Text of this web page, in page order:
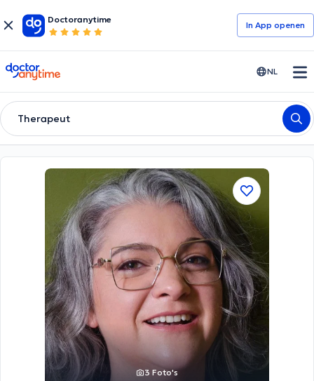
Doctoranytime
In App openen
doctoranytime NL
Therapeut
3 Foto's